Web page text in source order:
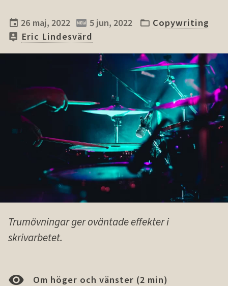
26 maj, 2022 5 jun, 2022
Copywriting
Eric Lindesvärd
Trumövningar ger oväntade effekter i
skrivarbetet.
Om höger och vänster (2 min)